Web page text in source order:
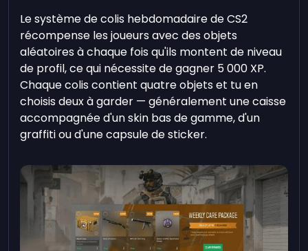
Le système de colis hebdomadaire de CS2
récompense les joueurs avec des objets
aléatoires à chaque fois qu'ils montent de niveau
de profil, ce qui nécessite de gagner 5 000 XP.
Chaque colis contient quatre objets et tu en
choisis deux à garder — généralement une caisse
accompagnée d'un skin bas de gamme, d'un
graffiti ou d'une capsule de sticker.